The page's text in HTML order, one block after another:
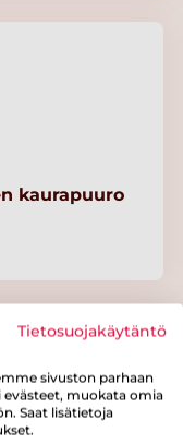
kaurapuuro
Tietosuojakäytäntö
sivuston parhaan
muokata omia
Saat lisätietoja